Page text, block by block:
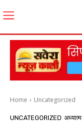
Home Uncategorized
UNCATEGORIZED अध्यात्म